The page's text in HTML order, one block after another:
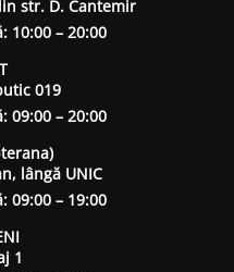
str. D. Cantemir
10:00 – 20:00
019
09:00 – 20:00
lângă UNIC
09:00 – 19:00
1